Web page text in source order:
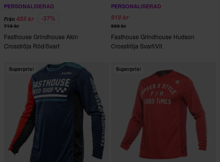
PERSONALISERAD
Från 455 kr -37%
719 kr
Fasthouse Grindhouse Akin
Crosströja Röd/Svart
PERSONALISERAD
919 kr
999 kr
Fasthouse Grindhouse Hudson
Crosströja Svart/Vit
Superpris! Superpris!